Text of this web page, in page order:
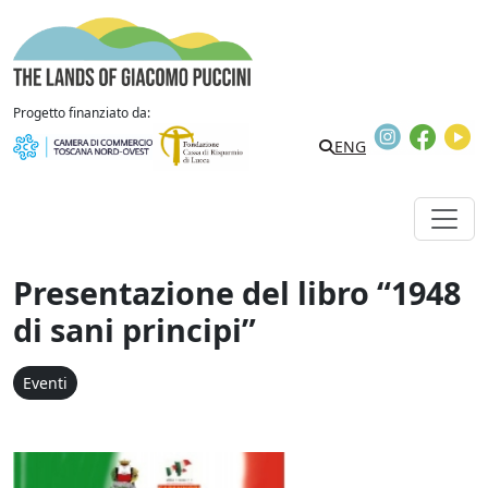
Vai al contenuto
Progetto finanziato da:
Search
ENG
Instagram
Presentazione del libro “1948
di sani principi”
Eventi